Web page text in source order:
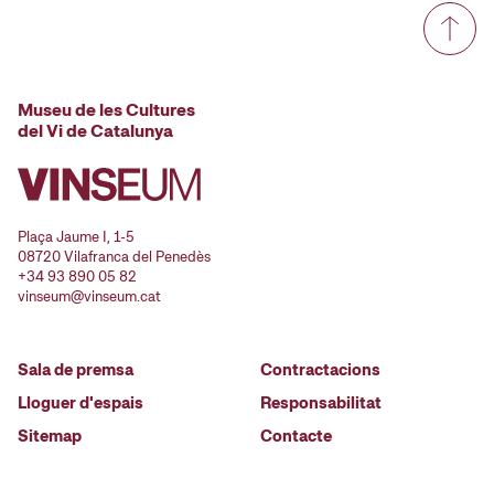
Museu de les Cultures
del Vi de Catalunya
Plaça Jaume I, 1-5
08720 Vilafranca del Penedès
+34 93 890 05 82
vinseum@vinseum.cat
Sala de premsa
Lloguer d'espais
Sitemap
Contractacions
Responsabilitat
Contacte